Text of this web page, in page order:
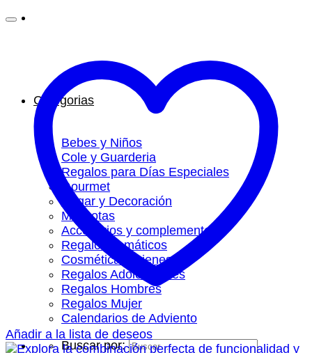
Categorias
Bebes y Niños
Cole y Guarderia
Regalos para Días Especiales
Gourmet
Hogar y Decoración
Mascotas
Accesorios y complementos
Regalos Temáticos
Cosmética y Bienestar
Regalos Adolescentes
Regalos Hombres
Regalos Mujer
Calendarios de Adviento
Buscar por:
Añadir a la lista de deseos